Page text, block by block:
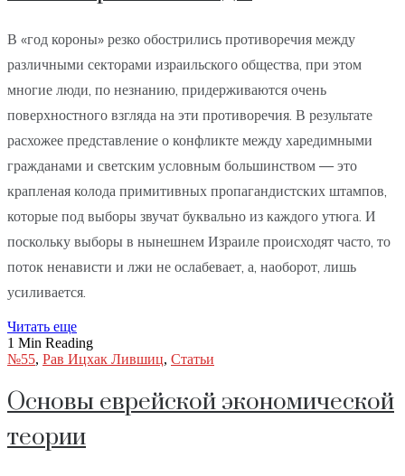
В «год короны» резко обострились противоречия между
различными секторами израильского общества, при этом
многие люди, по незнанию, придерживаются очень
поверхностного взгляда на эти противоречия. В результате
расхожее представление о конфликте между харедимными
гражданами и светским условным большинством — это
крапленая колода примитивных пропагандистских штампов,
которые под выборы звучат буквально из каждого утюга. И
поскольку выборы в нынешнем Израиле происходят часто, то
поток ненависти и лжи не ослабевает, а, наоборот, лишь
усиливается.
Читать еще
1 Min Reading
№55, Рав Ицхак Лившиц, Статьи
Основы еврейской экономической
теории